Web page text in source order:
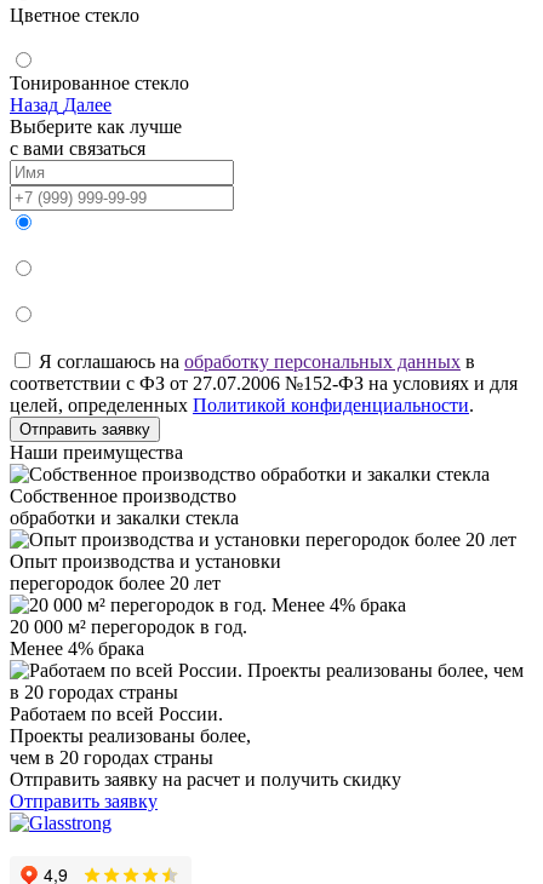
Цветное стекло
Тонированное стекло
Назад Далее
Выберите как лучше
с вами связаться
Я соглашаюсь на обработку персональных данных в
соответствии с ФЗ от 27.07.2006 №152-ФЗ на условиях и для
целей, определенных Политикой конфиденциальности.
Отправить заявку
Наши преимущества
Собственное производство
обработки и закалки стекла
Опыт производства и установки
перегородок более 20 лет
20 000 м² перегородок в год.
Менее 4% брака
Работаем по всей России.
Проекты реализованы более,
чем в 20 городах страны
Отправить заявку на расчет и получить скидку
Отправить заявку